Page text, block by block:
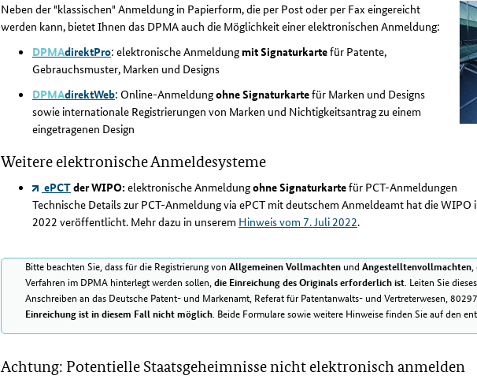
Neben der "klassischen" Anmeldung in Papierform, die per Post oder per Fax eingereicht
werden kann, bietet Ihnen das DPMA auch die Möglichkeit einer elektronischen Anmeldung:
DPMAdirektPro: elektronische Anmeldung mit Signaturkartefür Patente,
Gebrauchsmuster, Marken und Designs
DPMAdirektWeb: Online-Anmeldungohne Signaturkartefür Marken und Designs
sowie internationale Registrierungen von Marken und Nichtigkeitsantrag zu einem
eingetragenen Design
Weitere elektronische Anmeldesysteme
ePCTder WIPO: elektronische Anmeldungohne Signaturkartefür PCT-Anmeldungen
Technische Details zur PCT-Anmeldung via ePCT mit deutschem Anmeldeamt hat die WIPO
2022 veröffentlicht. Mehr dazu in unserem Hinweis vom 7. Juli 2022.
Bitte beachten Sie, dass für die Registrierung von Allgemeinen Vollmachtenund Angestelltenvollmachten,
Verfahren im DPMA hinterlegt werden sollen,die Einreichung des Originals erforderlich ist. Leiten Sie
Anschreiben an das Deutsche Patent- und Markenamt, Referat für Patentanwalts- und Vertreterwesen,
Einreichung ist in diesem Fall nicht möglich. Beide Formulare sowie weitere Hinweise finden Sie auf den
Achtung: Potentielle Staatsgeheimnisse nicht elektronisch anmelden